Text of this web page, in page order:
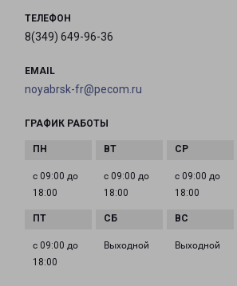
ТЕЛЕФОН
8(349) 649-96-36
EMAIL
noyabrsk-fr@pecom.ru
ГРАФИК РАБОТЫ
с 09:00 до
18:00
с 09:00 до
18:00
с 09:00 до
18:00
с 09:00 до
18:00
Выходной Выходной